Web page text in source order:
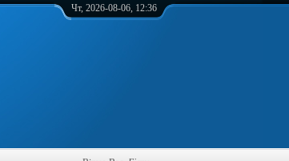
Чт, 2026-08-06, 12:36